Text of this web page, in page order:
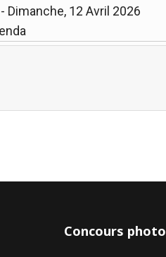
Dimanche, 12 Avril 2026
Concours photo